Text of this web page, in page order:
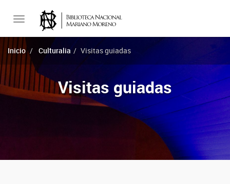
Toggle
navigation
Inicio Culturalia Visitas guiadas
Visitas guiadas